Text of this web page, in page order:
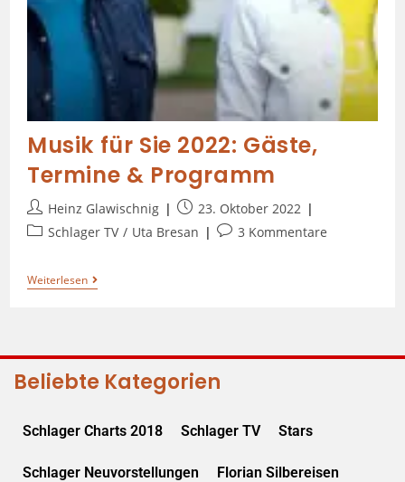
Musik für Sie 2022: Gäste,
Termine & Programm
Heinz Glawischnig
23. Oktober 2022
Schlager TV / Uta Bresan 3 Kommentare
Weiterlesen
Beliebte Kategorien
Schlager Charts 2018 Schlager TV Stars
Schlager Neuvorstellungen Florian Silbereisen